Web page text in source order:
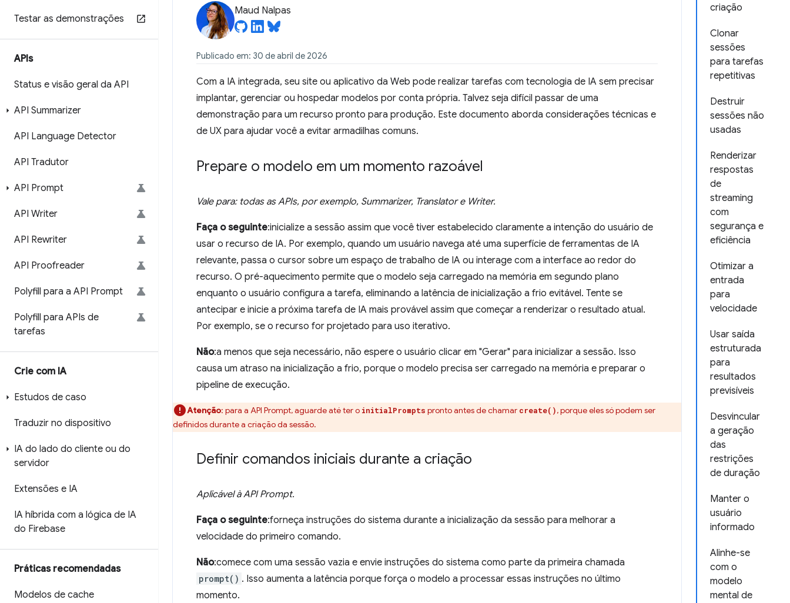
Testar as demonstrações
APIs
Status e visão geral da API
API Summarizer
API Language Detector
API Tradutor
API Prompt
API Writer
API Rewriter
API Proofreader
Polyfill para a API Prompt
Polyfill para APIs de
tarefas
Crie com IA
Estudos de caso
Traduzir no dispositivo
IA do lado do cliente ou do
servidor
Extensões e IA
IA híbrida com a lógica de IA
do Firebase
Práticas recomendadas
Modelos de cache
criação
Clonar
sessões
para tarefas
repetitivas
Destruir
sessões não
usadas
Renderizar
respostas
de
streaming
com
segurança e
eficiência
Otimizar a
entrada
para
velocidade
Usar saída
estruturada
para
resultados
previsíveis
Desvincular
a geração
das
restrições
de duração
Manter o
usuário
informado
Alinhe-se
com o
modelo
mental de
Maud Nalpas
Publicado em: 30 de abril de 2026
Com a IA integrada, seu site ou aplicativo da Web pode realizar tarefas com tecnologia de IA sem precisar
implantar, gerenciar ou hospedar modelos por conta própria. Talvez seja difícil passar de uma
demonstração para um recurso pronto para produção. Este documento aborda considerações técnicas e
de UX para ajudar você a evitar armadilhas comuns.
Prepare o modelo em um momento razoável
Vale para: todas as APIs, por exemplo, Summarizer, Translator e Writer.
Faça o seguinte:inicialize a sessão assim que você tiver estabelecido claramente a intenção do usuário de
usar o recurso de IA. Por exemplo, quando um usuário navega até uma superfície de ferramentas de IA
relevante, passa o cursor sobre um espaço de trabalho de IA ou interage com a interface ao redor do
recurso. O pré-aquecimento permite que o modelo seja carregado na memória em segundo plano
enquanto o usuário configura a tarefa, eliminando a latência de inicialização a frio evitável. Tente se
antecipar e inicie a próxima tarefa de IA mais provável assim que começar a renderizar o resultado atual.
Por exemplo, se o recurso for projetado para uso iterativo.
Não:a menos que seja necessário, não espere o usuário clicar em "Gerar" para inicializar a sessão. Isso
causa um atraso na inicialização a frio, porque o modelo precisa ser carregado na memória e preparar o
pipeline de execução.
Atenção: para a API Prompt, aguarde até ter o initialPrompts pronto antes de chamar create(), porque eles só podem ser
definidos durante a criação da sessão.
Definir comandos iniciais durante a criação
Aplicável à API Prompt.
Faça o seguinte:forneça instruções do sistema durante a inicialização da sessão para melhorar a
velocidade do primeiro comando.
Não:comece com uma sessão vazia e envie instruções do sistema como parte da primeira chamada
prompt() . Isso aumenta a latência porque força o modelo a processar essas instruções no último
momento.